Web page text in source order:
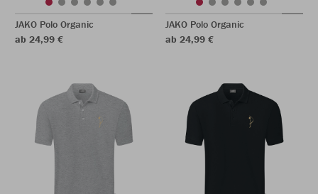
JAKO Polo Organic
ab 24,99 €
JAKO Polo Organic
ab 24,99 €